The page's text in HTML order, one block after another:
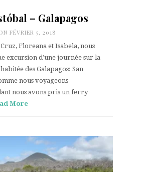
– Galapagos
FÉVRIER 5, 2018
Floreana et Isabela, nous
excursion d’une journée sur la
des Galapagos: San
nous voyageons
nous avons pris un ferry
More